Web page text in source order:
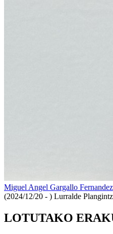
Miguel Angel Gargallo Fernandez
(2024/12/20 - ) Lurralde
LOTUTAKO